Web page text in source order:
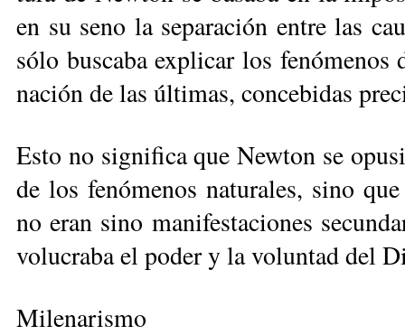
en su se­no la se­pa­ra­ción en­tre las
sólo bus­ca­ba ex­pli­car los
na­ción de las úl­ti­mas, con­ce­bi­das
Es­to no sig­ni­fi­ca que New­ton se
de los fe­nó­me­nos na­tu­ra­les, si­no
no eran si­no ma­ni­fes­ta­cio­nes
vo­lu­cra­ba el po­der y la vo­lun­tad del
Mi­le­na­ris­mo